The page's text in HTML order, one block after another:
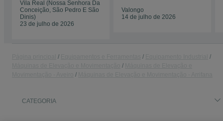
Vila Real (Nossa Senhora Da
Conceição, São Pedro E São
Dinis)
23 de julho de 2026
Valongo
14 de julho de 2026
CATEGORIA